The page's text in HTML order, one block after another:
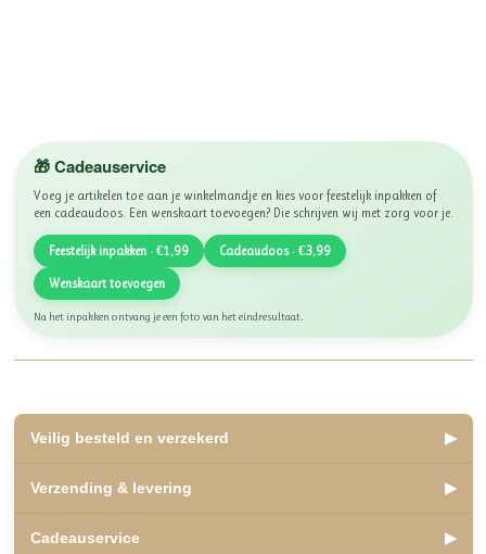
🎁 Cadeauservice
Voeg je artikelen toe aan je winkelmandje en kies voor feestelijk inpakken of
een cadeaudoos. Een wenskaart toevoegen? Die schrijven wij met zorg voor je.
Feestelijk inpakken · €1,99 Cadeaudoos · €3,99
Wenskaart toevoegen
Na het inpakken ontvang je een foto van het eindresultaat.
Veilig besteld en verzekerd ▶
✅ Veilig betalen met iDEAL, Bancontact en Klarna
Verzending & levering ▶
✅ Kosteloos afhalen mogelijk in Olst
Cadeauservice ▶